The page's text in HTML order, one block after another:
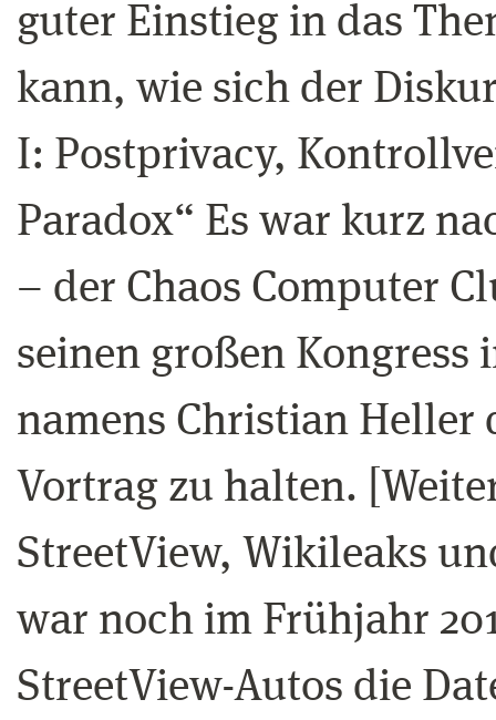
guter Einstieg in das
kann, wie sich der
I: Postprivacy,
Paradox“ Es war kurz
– der Chaos Computer
seinen großen
namens Christian Heller
Vortrag zu halten.
StreetView, Wikileaks
war noch im Frühjahr
StreetView-Autos die